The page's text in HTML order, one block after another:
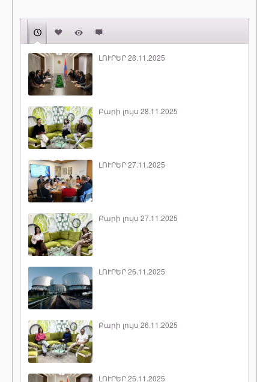
ԼՈՒՐԵՐ 28.11.2025
Բարի լույս 28.11.2025
ԼՈՒՐԵՐ 27.11.2025
Բարի լույս 27.11.2025
ԼՈՒՐԵՐ 26.11.2025
Բարի լույս 26.11.2025
ԼՈՒՐԵՐ 25.11.2025